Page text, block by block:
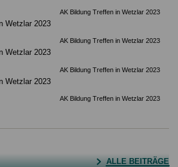
AK Bildung Treffen in Wetzlar 2023
AK Bildung Treffen in Wetzlar 2023
AK Bildung Treffen in Wetzlar 2023
AK Bildung Treffen in Wetzlar 2023
ALLE BEITRÄGE